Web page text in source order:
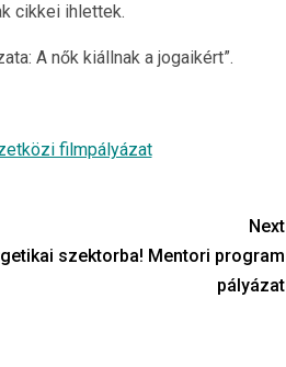
cikkei ihlettek.
A nők kiállnak a jogaikért”.
filmpályázat
Next
szektorba! Mentori program
pályázat